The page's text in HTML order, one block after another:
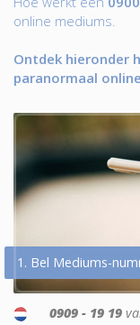
online mediums.
Ontdek hieronder
paranormaal
1. Bel Mediums-
0909 - 19 19